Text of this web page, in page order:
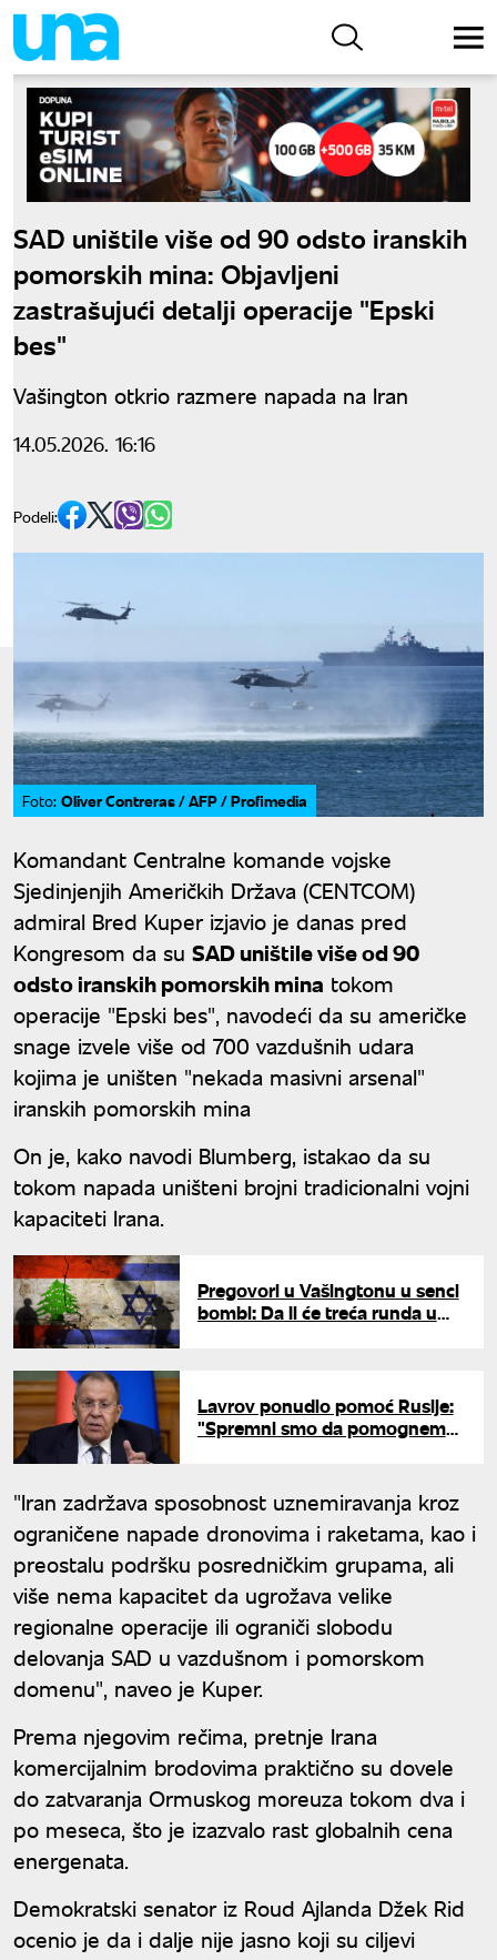
SAD uništile više od 90 odsto iranskih
pomorskih mina: Objavljeni
zastrašujući detalji operacije "Epski
bes"
Vašington otkrio razmere napada na Iran
14.05.2026. 16:16
Podeli:
Foto: Oliver Contreras / AFP / Profimedia
Komandant Centralne komande vojske
Sjedinjenjih Američkih Država (CENTCOM)
admiral Bred Kuper izjavio je danas pred
Kongresom da su SAD uništile više od 90
odsto iranskih pomorskih mina tokom
operacije "Epski bes", navodeći da su američke
snage izvele više od 700 vazdušnih udara
kojima je uništen "nekada masivni arsenal"
iranskih pomorskih mina
On je, kako navodi Blumberg, istakao da su
tokom napada uništeni brojni tradicionalni vojni
kapaciteti Irana.
Pregovori u Vašingtonu u senci
bombi: Da li će treća runda u
Lavrov ponudio pomoć Rusije:
"Spremni smo da pomognemo
"Iran zadržava sposobnost uznemiravanja kroz
ograničene napade dronovima i raketama, kao i
preostalu podršku posredničkim grupama, ali
više nema kapacitet da ugrožava velike
regionalne operacije ili ograniči slobodu
delovanja SAD u vazdušnom i pomorskom
domenu", naveo je Kuper.
Prema njegovim rečima, pretnje Irana
komercijalnim brodovima praktično su dovele
do zatvaranja Ormuskog moreuza tokom dva i
po meseca, što je izazvalo rast globalnih cena
energenata.
Demokratski senator iz Roud Ajlanda Džek Rid
ocenio je da i dalje nije jasno koji su ciljevi